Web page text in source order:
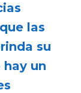
las
su
un